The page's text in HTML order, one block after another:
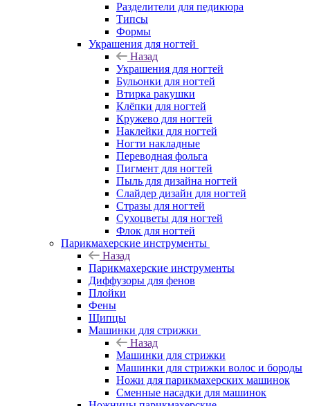
Разделители для педикюра
Типсы
Формы
Украшения для ногтей
Назад
Украшения для ногтей
Бульонки для ногтей
Втирка ракушки
Клёпки для ногтей
Кружево для ногтей
Наклейки для ногтей
Ногти накладные
Переводная фольга
Пигмент для ногтей
Пыль для дизайна ногтей
Слайдер дизайн для ногтей
Стразы для ногтей
Сухоцветы для ногтей
Флок для ногтей
Парикмахерские инструменты
Назад
Парикмахерские инструменты
Диффузоры для фенов
Плойки
Фены
Щипцы
Машинки для стрижки
Назад
Машинки для стрижки
Машинки для стрижки волос и бороды
Ножи для парикмахерских машинок
Сменные насадки для машинок